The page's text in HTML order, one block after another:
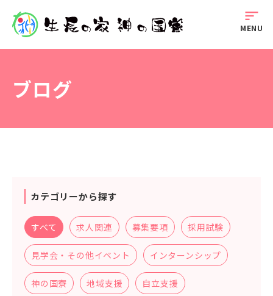
sort
MENU
ブログ
カテゴリーから探す
すべて 求人関連 募集要項 採用試験
見学会・その他イベント インターンシップ
神の国寮 地域支援 自立支援